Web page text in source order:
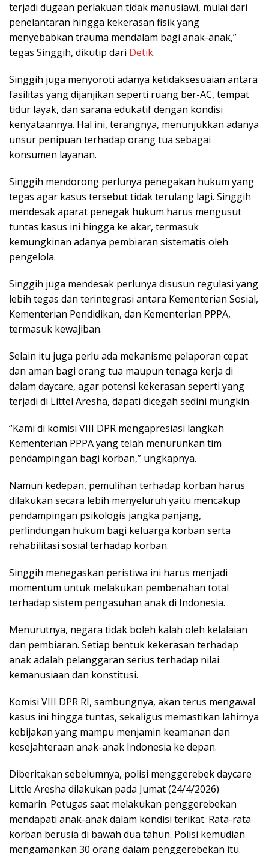
terjadi dugaan perlakuan tidak manusiawi, mulai dari
penelantaran hingga kekerasan fisik yang
menyebabkan trauma mendalam bagi anak-anak,”
tegas Singgih, dikutip dari Detik.
Singgih juga menyoroti adanya ketidaksesuaian antara
fasilitas yang dijanjikan seperti ruang ber-AC, tempat
tidur layak, dan sarana edukatif dengan kondisi
kenyataannya. Hal ini, terangnya, menunjukkan adanya
unsur penipuan terhadap orang tua sebagai
konsumen layanan.
Singgih mendorong perlunya penegakan hukum yang
tegas agar kasus tersebut tidak terulang lagi. Singgih
mendesak aparat penegak hukum harus mengusut
tuntas kasus ini hingga ke akar, termasuk
kemungkinan adanya pembiaran sistematis oleh
pengelola.
Singgih juga mendesak perlunya disusun regulasi yang
lebih tegas dan terintegrasi antara Kementerian Sosial,
Kementerian Pendidikan, dan Kementerian PPPA,
termasuk kewajiban.
Selain itu juga perlu ada mekanisme pelaporan cepat
dan aman bagi orang tua maupun tenaga kerja di
dalam daycare, agar potensi kekerasan seperti yang
terjadi di Littel Aresha, dapati dicegah sedini mungkin
“Kami di komisi VIII DPR mengapresiasi langkah
Kementerian PPPA yang telah menurunkan tim
pendampingan bagi korban,” ungkapnya.
Namun kedepan, pemulihan terhadap korban harus
dilakukan secara lebih menyeluruh yaitu mencakup
pendampingan psikologis jangka panjang,
perlindungan hukum bagi keluarga korban serta
rehabilitasi sosial terhadap korban.
Singgih menegaskan peristiwa ini harus menjadi
momentum untuk melakukan pembenahan total
terhadap sistem pengasuhan anak di Indonesia.
Menurutnya, negara tidak boleh kalah oleh kelalaian
dan pembiaran. Setiap bentuk kekerasan terhadap
anak adalah pelanggaran serius terhadap nilai
kemanusiaan dan konstitusi.
Komisi VIII DPR RI, sambungnya, akan terus mengawal
kasus ini hingga tuntas, sekaligus memastikan lahirnya
kebijakan yang mampu menjamin keamanan dan
kesejahteraan anak-anak Indonesia ke depan.
Diberitakan sebelumnya, polisi menggerebek daycare
Little Aresha dilakukan pada Jumat (24/4/2026)
kemarin. Petugas saat melakukan penggerebekan
mendapati anak-anak dalam kondisi terikat. Rata-rata
korban berusia di bawah dua tahun. Polisi kemudian
mengamankan 30 orang dalam penggerebekan itu.